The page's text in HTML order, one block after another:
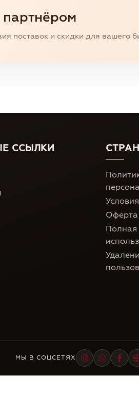
партнёром
поставок и скидки для вашего
ССЫЛКИ
Оферта
Полная
МЫ В СОЦСЕТЯХ